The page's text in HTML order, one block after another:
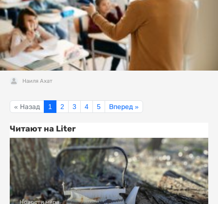
Наиля Ахат
« Назад 1 2 3 4 5 Вперед »
Читают на Liter
Новости мира